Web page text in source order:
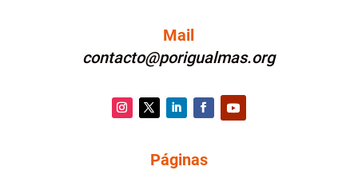
Mail
contacto@porigualmas.org
Facebook
Páginas